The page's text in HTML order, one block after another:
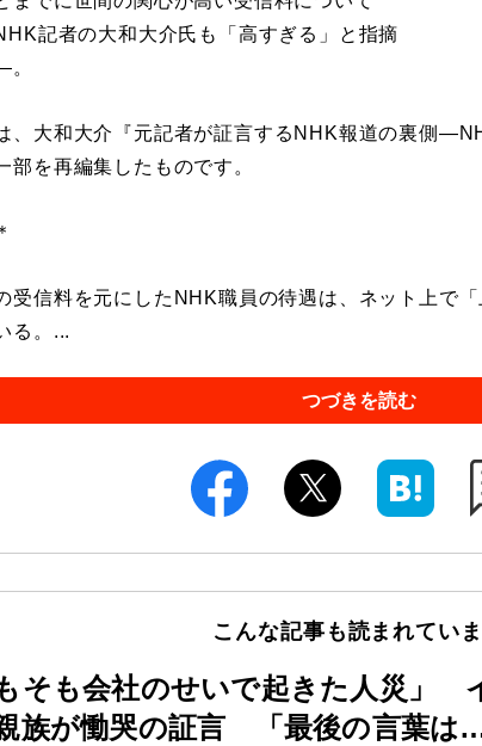
記者の大和大介氏も「高すぎる」と指摘
、大和大介『元記者が証言するNHK報道の裏側
部を再編集したものです。
信料を元にしたNHK職員の待遇は、ネット上で
る。...
つづきを読む
こんな記事も読まれてい
もそも会社のせいで起きた人災」
族が慟哭の証言 「最後の言葉は…